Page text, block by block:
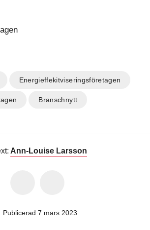
Energieffekitviseringsföretagen
Branschnytt
Ann-Louise Larsson
Publicerad 7 mars 2023